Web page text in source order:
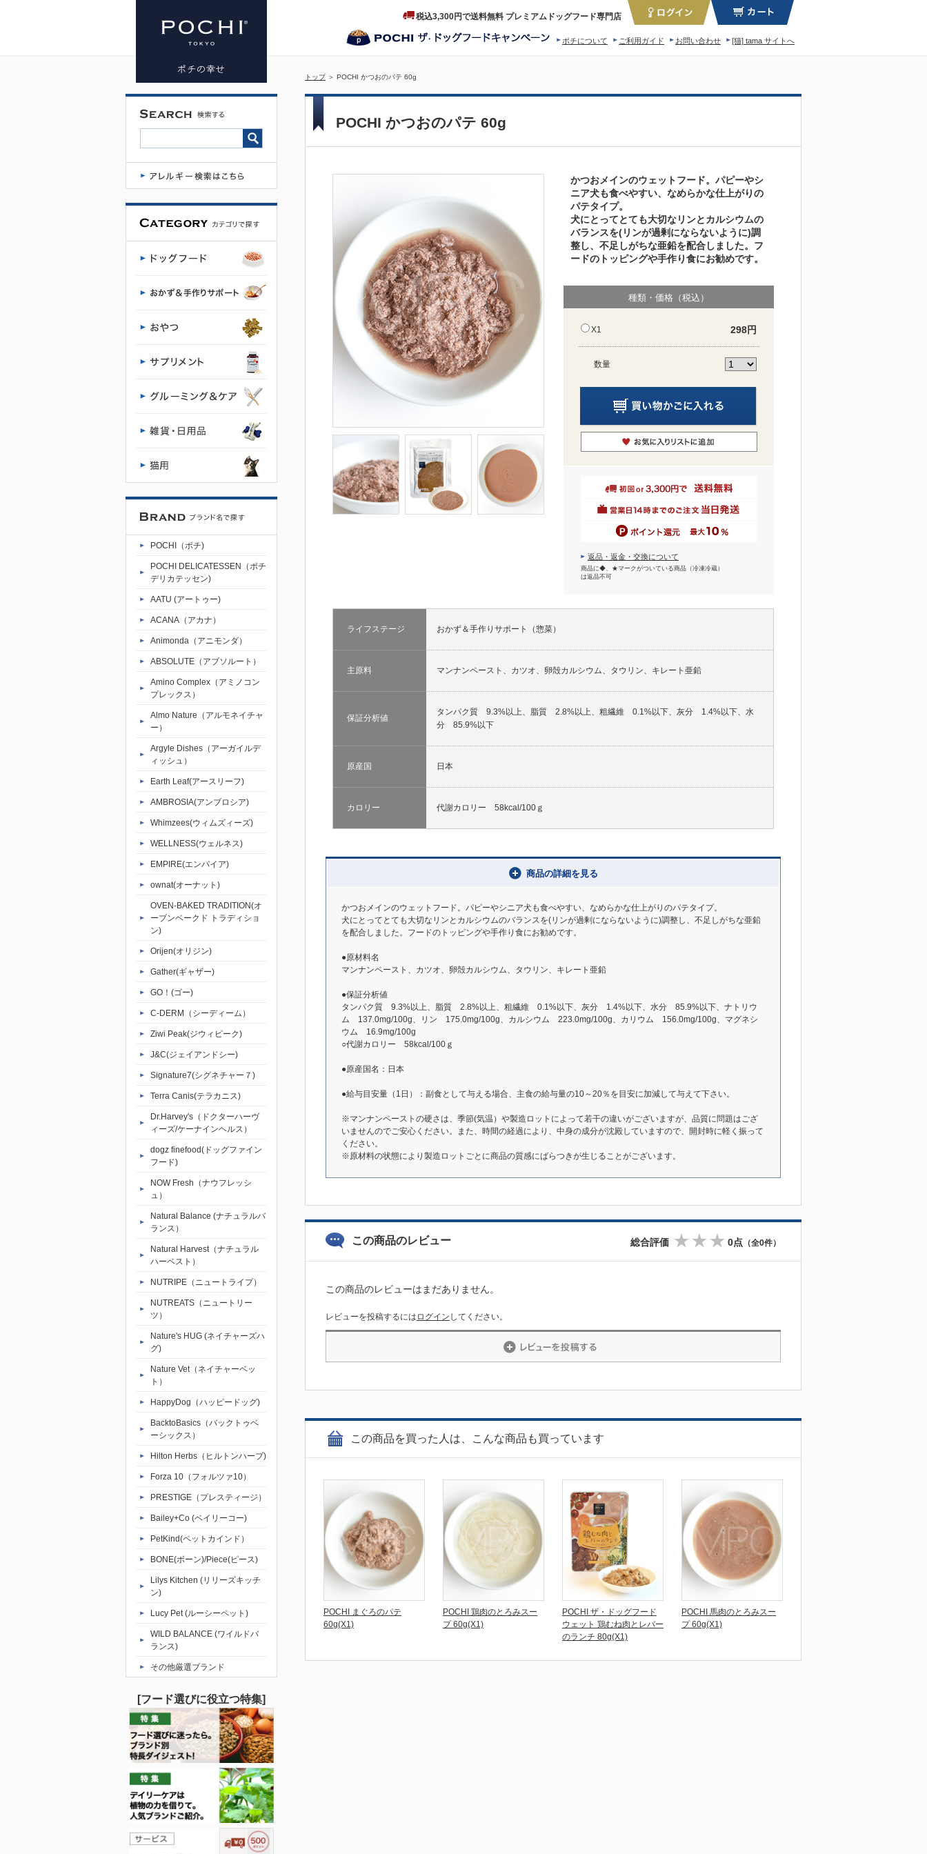
POCHI かつ
おのパテ
60g | プレミ
アムドッグ
フード専門
店・通販
POCHI - ポ
チ公式サイ
ト
税込3,300円で送料無料 プレミアムドッグフード専門店
[猫] tama サイトへ
お問い合わせ
ご利用ガイド
ポチについて
トップ＞ POCHI かつおのパテ 60g
POCHI（ポチ)
POCHI DELICATESSEN（ポチ
デリカテッセン)
AATU (アートゥー)
ACANA（アカナ）
Animonda（アニモンダ）
ABSOLUTE（アブソルート）
Amino Complex（アミノコン
プレックス）
Almo Nature（アルモネイチャ
ー）
Argyle Dishes（アーガイルデ
ィッシュ）
Earth Leaf(アースリーフ)
AMBROSIA(アンブロシア)
Whimzees(ウィムズィーズ)
WELLNESS(ウェルネス)
EMPIRE(エンパイア)
ownat(オーナット)
OVEN-BAKED TRADITION(オ
ーブンベークド トラディショ
ン)
Orijen(オリジン)
Gather(ギャザー)
GO！(ゴー)
C-DERM（シーディーム）
Ziwi Peak(ジウィピーク)
J&C(ジェイアンドシー)
Signature7(シグネチャー７)
Terra Canis(テラカニス)
Dr.Harvey's（ドクターハーヴ
ィーズ/ケーナインヘルス）
dogz finefood(ドッグファイン
フード)
NOW Fresh（ナウフレッシ
ュ）
Natural Balance (ナチュラルバ
ランス）
Natural Harvest（ナチュラル
ハーベスト）
NUTRIPE（ニュートライプ）
NUTREATS（ニュートリー
ツ）
Nature's HUG (ネイチャーズハ
グ)
Nature Vet（ネイチャーベッ
ト）
HappyDog（ハッピードッグ)
BacktoBasics（バックトゥベ
ーシックス）
Hilton Herbs（ヒルトンハーブ)
Forza 10（フォルツァ10）
PRESTIGE（プレスティージ）
Bailey+Co (ベイリーコー)
PetKind(ペットカインド）
BONE(ボーン)/Piece(ピース)
Lilys Kitchen (リリーズキッチ
ン)
Lucy Pet (ルーシーペット)
WILD BALANCE (ワイルドバ
ランス)
その他厳選ブランド
[フード選びに役立つ特集]
POCHI かつおのパテ 60g
かつおメインのウェットフード。パピーやシ
ニア犬も食べやすい、なめらかな仕上がりの
パテタイプ。
犬にとってとても大切なリンとカルシウムの
バランスを(リンが過剰にならないように)調
整し、不足しがちな亜鉛を配合しました。フ
ードのトッピングや手作り食にお勧めです。
種類・価格（税込）
X1 298円
数量
返品・返金・交換について
商品に◆、★マークがついている商品（冷凍冷蔵）
は返品不可
ライフステージ おかず＆手作りサポート（惣菜）
主原料 マンナンペースト、カツオ、卵殻カルシウム、タウリン、キレート亜鉛
保証分析値
タンパク質 9.3%以上、脂質 2.8%以上、粗繊維 0.1%以下、灰分 1.4%以下、水
分 85.9%以下
原産国 日本
カロリー 代謝カロリー 58kcal/100ｇ
商品の詳細を見る
かつおメインのウェットフード。パピーやシニア犬も食べやすい、なめらかな仕上がりのパテタイプ。
犬にとってとても大切なリンとカルシウムのバランスを(リンが過剰にならないように)調整し、不足しがちな亜鉛
を配合しました。フードのトッピングや手作り食にお勧めです。
●原材料名
マンナンペースト、カツオ、卵殻カルシウム、タウリン、キレート亜鉛
●保証分析値
タンパク質 9.3%以上、脂質 2.8%以上、粗繊維 0.1%以下、灰分 1.4%以下、水分 85.9%以下、ナトリウ
ム 137.0mg/100g、リン 175.0mg/100g、カルシウム 223.0mg/100g、カリウム 156.0mg/100g、マグネシ
ウム 16.9mg/100g
○代謝カロリー 58kcal/100ｇ
●原産国名：日本
●給与目安量（1日）：副食として与える場合、主食の給与量の10～20％を目安に加減して与えて下さい。
※マンナンペーストの硬さは、季節(気温）や製造ロットによって若干の違いがございますが、品質に問題はござ
いませんのでご安心ください。また、時間の経過により、中身の成分が沈殿していますので、開封時に軽く振って
ください。
※原材料の状態により製造ロットごとに商品の質感にばらつきが生じることがございます。
この商品のレビュー 総合評価 0点 （全0件）
この商品のレビューはまだありません。
レビューを投稿するには ログイン してください。
この商品を買った人は、こんな商品も買っています
POCHI まぐろのパテ
60g(X1)
POCHI 鶏肉のとろみスー
プ 60g(X1)
POCHI ザ・ドッグフード
ウェット 鶏むね肉とレバー
のランチ 80g(X1)
POCHI 馬肉のとろみスー
プ 60g(X1)